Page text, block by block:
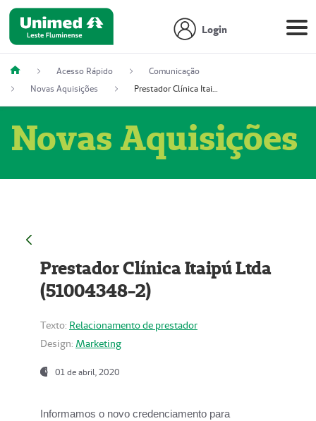
Login
Acesso Rápido
Comunicação
Novas Aquisições
Prestador Clínica Itaipú Ltda (51004348-2)
Novas Aquisições
Prestador Clínica Itaipú Ltda
(51004348-2)
Texto: Relacionamento de prestador
Design: Marketing
01 de abril, 2020
Informamos o novo credenciamento para